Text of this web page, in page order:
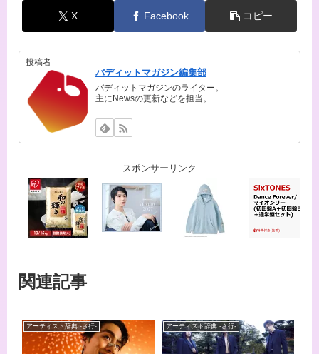
X Facebook コピー
投稿者
バディットマガジン編集部
バディットマガジンのライター。
主にNewsの更新などを担当。
スポンサーリンク
関連記事
アーティスト辞典 -さ行- アーティスト辞典 -さ行-